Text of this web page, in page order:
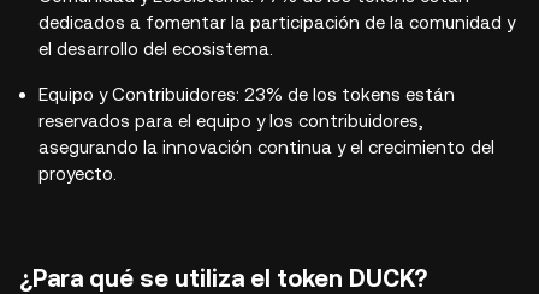
dedicados a fomentar la participación de la comunidad y
el desarrollo del ecosistema.
Equipo y Contribuidores: 23% de los tokens están
reservados para el equipo y los contribuidores,
asegurando la innovación continua y el crecimiento del
proyecto.
¿Para qué se utiliza el token DUCK?